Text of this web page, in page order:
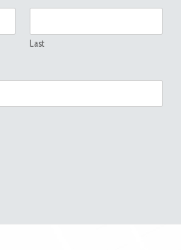
Last